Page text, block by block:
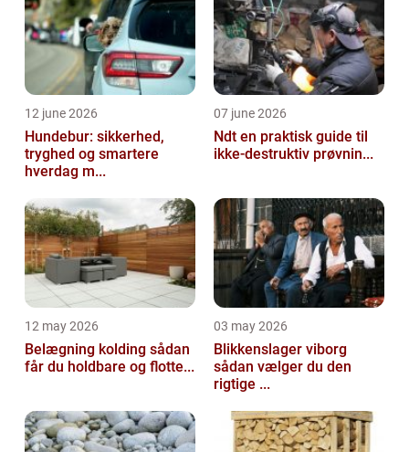
dine...
12 june 2026
Hundebur: sikkerhed,
tryghed og smartere
hverdag m...
07 june 2026
Ndt en praktisk guide til
ikke-destruktiv prøvnin...
12 may 2026
Belægning kolding sådan
får du holdbare og flotte...
03 may 2026
Blikkenslager viborg
sådan vælger du den
rigtige ...